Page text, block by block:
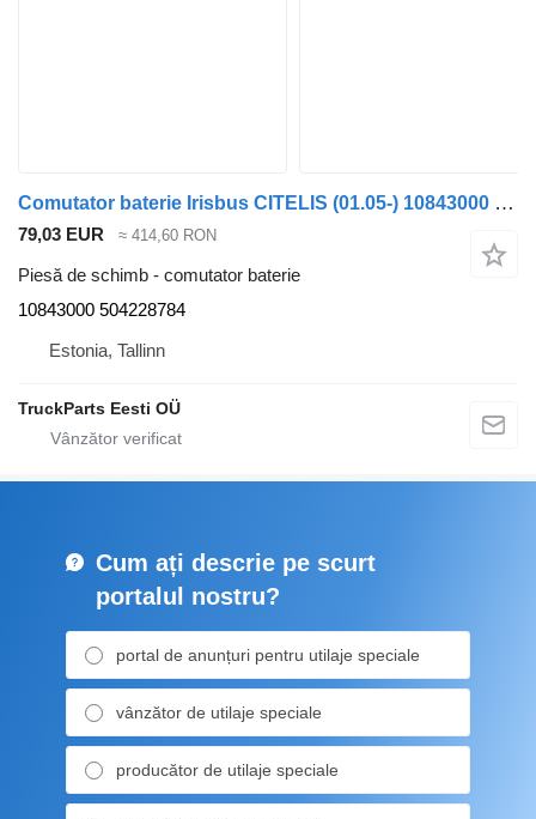
Comutator baterie Irisbus CITELIS (01.05-) 10843000 pentru autobuz Irisbus Access, Evadys, Axer, Karosa, Recreo, Domino, Agora, Citelis, Eurorider (1999-)
79,03 EUR ≈ 414,60 RON
Piesă de schimb - comutator baterie
10843000 504228784
Estonia, Tallinn
TruckParts Eesti OÜ
Cum ați descrie pe scurt
portalul nostru?
portal de anunțuri pentru utilaje speciale
vânzător de utilaje speciale
producător de utilaje speciale